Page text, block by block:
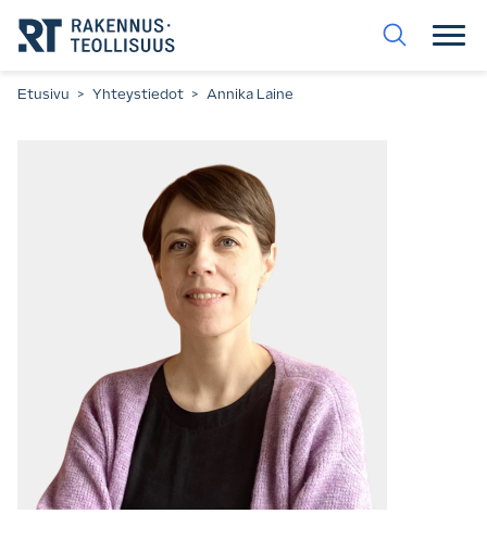
suoraan
sisältöön.
Etusivu > Yhteystiedot > Annika Laine